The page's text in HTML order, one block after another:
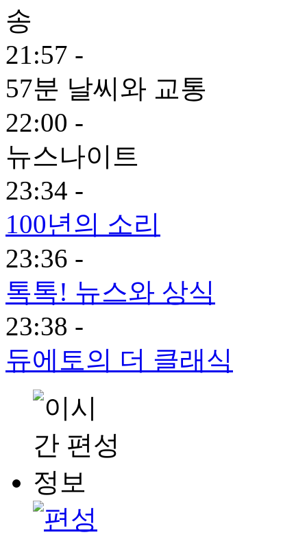
21:57 -
57분 날씨와 교통
22:00 -
뉴스나이트
23:34 -
100년의 소리
23:36 -
톡톡! 뉴스와 상식
23:38 -
듀에토의 더 클래식